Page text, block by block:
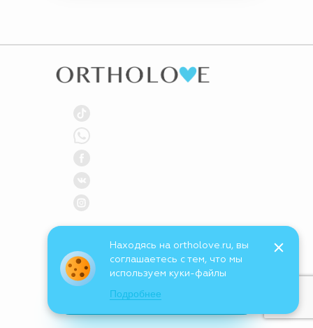
Находясь на ortholove.ru, вы
соглашаетесь с тем, что мы
используем куки-файлы
Подробнее
ПОДПИСАТЬСЯ